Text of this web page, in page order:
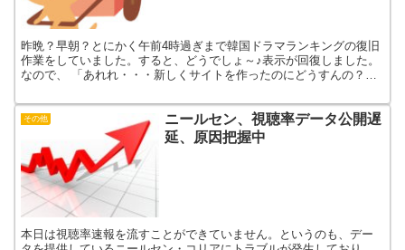
昨晩？早朝？とにかく午前4時過ぎまで韓国ドラマランキングの復旧
作業をしていました。すると、どうでしょ～♪表示が回復しました。
なので、 「あれれ・・・新しくサイトを作ったのにどうすんの？」
引越しします。その理由は・・・？
その他
ニールセン、視聴率データ公開遅
延、原因把握中
本日は視聴率速報を流すことができていません。というのも、デー